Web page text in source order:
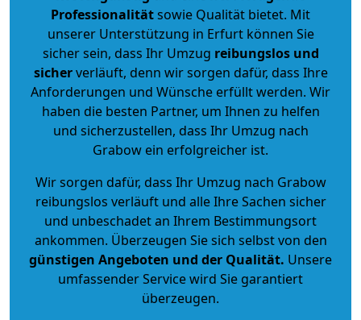
Professionalitätsowie Qualität bietet. Mit
unserer Unterstützung in Erfurt können Sie
sicher sein, dass Ihr Umzug reibungslos und
sicherverläuft, denn wir sorgen dafür, dass Ihre
Anforderungen und Wünsche erfüllt werden. Wir
haben die besten Partner, um Ihnen zu helfen
und sicherzustellen, dass Ihr Umzug nach
Grabow ein erfolgreicher ist.
Wir sorgen dafür, dass Ihr Umzug nach Grabow
reibungslos verläuft und alle Ihre Sachen sicher
und unbeschadet an Ihrem Bestimmungsort
ankommen. Überzeugen Sie sich selbst von den
günstigen Angeboten und der Qualität. Unsere
umfassender Service wird Sie garantiert
überzeugen.